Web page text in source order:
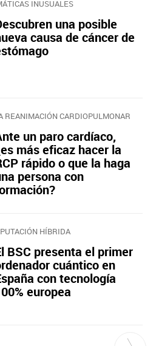
INUSUALES
una posible
causa de cáncer de
REANIMACIÓN CARDIOPULMONAR
un paro cardíaco,
más eficaz hacer la
rápido o que la haga
persona con
HÍBRIDA
BSC presenta el primer
cuántico en
con tecnología
europea